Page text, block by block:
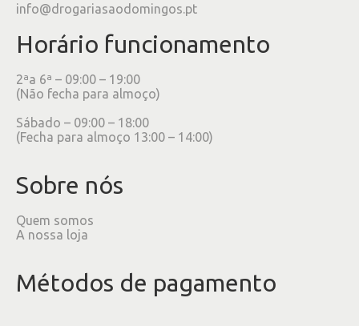
info@drogariasaodomingos.pt
Horário funcionamento
2ªa 6ª – 09:00 – 19:00
(Não fecha para almoço)
Sábado – 09:00 – 18:00
(Fecha para almoço 13:00 – 14:00)
Sobre nós
Quem somos
A nossa loja
Métodos de pagamento